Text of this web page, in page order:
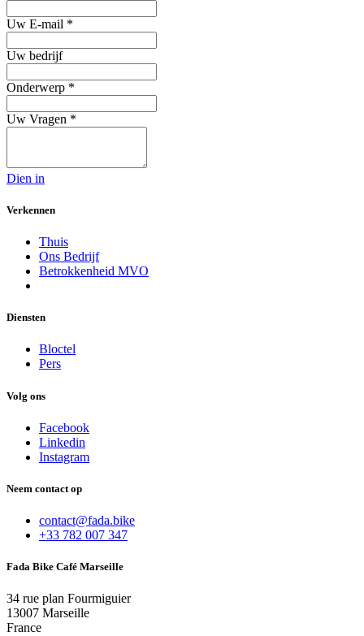
Uw E-mail *
Uw bedrijf
Onderwerp *
Uw Vragen *
Dien in
Verkennen
Thuis
Ons Bedrijf
Betrokkenheid MVO
Diensten
Bloctel
Pers
Volg ons
Facebook
Linkedin
Instagram
Neem contact op
contact@fada.bike
+33 782 007 347
Fada Bike Café Marseille
34 rue plan Fourmiguier
13007 Marseille
France